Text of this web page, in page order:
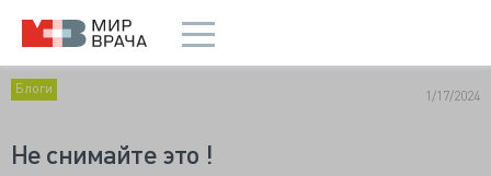
Блоги 1/17/2024
Не снимайте это !